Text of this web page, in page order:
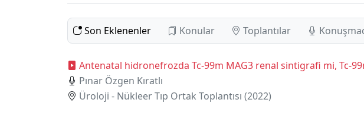
Son Eklenenler Konular Toplantılar
Antenatal hidronefrozda Tc-99m MAG3 renal sintigrafi mi, Tc-
Pınar Özgen Kıratlı
Üroloji - Nükleer Tıp Ortak Toplantısı (2022)